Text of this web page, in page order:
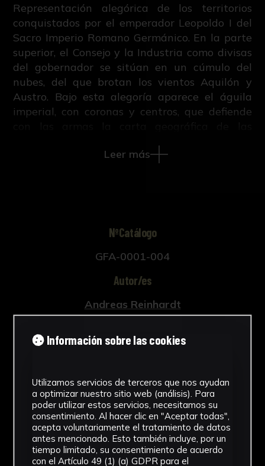
Representación alegórica de los territorios
conquistados por el emperador Leopoldo I del
Sacro Imperio Romano Germánico. En la parte
superior, el Consejo y la Industria como divisas
del gobernador se sitúan en un cúmulo del
nubes, del que brotan los vientos Aquilón y
Austro. Bajo esta alegoría aparece el águila
imperial, con coronas y centros, que defiende
Turonia de los rebeldes locales. Al fondo, en
sucesión de armas, instrumentos musicales,
ciudades o regiones bajo el amparo del
Grabado del libro "Amirables efectos de la
providencia sucedidos en la vida, imperio de
Leopoldo Primero Invictissimo Emperador de
Romanos", escrito por Constantino Roncaglia e
impreso en Milán en 1740 por Henrico-Alberto
Leer más
NºCatálogo
GFA-0001-004
Autor/es
Andreas Reinhardt
Johann Joseph Waldman
Grabados
Cronología
1740
Información sobre las cookies
Utilizamos servicios de terceros que nos ayudan
a optimizar nuestro sitio web (análisis). Para
poder utilizar estos servicios, necesitamos su
consentimiento. Al hacer clic en "Aceptar todas",
acepta voluntariamente el tratamiento de datos
antes mencionado. Esto también incluye, por un
tiempo limitado, su consentimiento de acuerdo
con el Artículo 49 (1) (a) GDPR para el